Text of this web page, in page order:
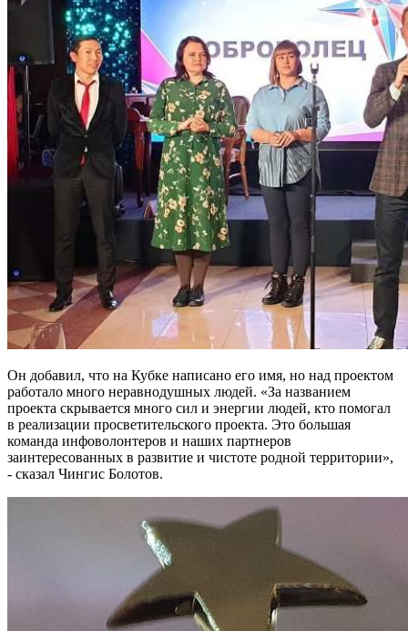
Он добавил, что на Кубке написано его имя, но над проектом
работало много неравнодушных людей. «За названием
проекта скрывается много сил и энергии людей, кто помогал
в реализации просветительского проекта. Это большая
команда инфоволонтеров и наших партнеров
заинтересованных в развитие и чистоте родной территории»,
- сказал Чингис Болотов.